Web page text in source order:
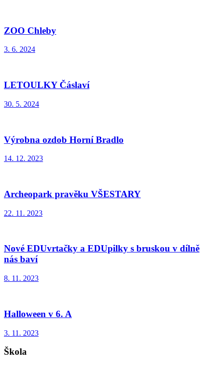
ZOO Chleby
3. 6. 2024
LETOULKY Čáslaví
30. 5. 2024
Výrobna ozdob Horní Bradlo
14. 12. 2023
Archeopark pravěku VŠESTARY
22. 11. 2023
Nové EDUvrtačky a EDUpilky s bruskou v dílně
nás baví
8. 11. 2023
Halloween v 6. A
3. 11. 2023
Škola